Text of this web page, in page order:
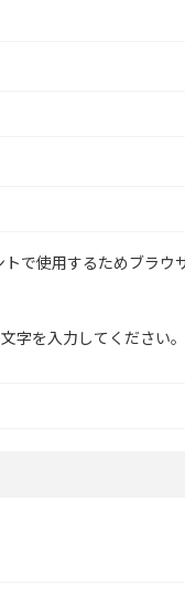
で使用するためブラウ
字を入力してください。